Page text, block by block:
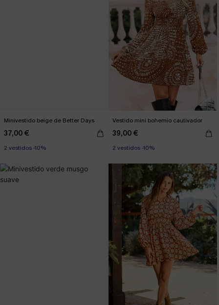
Minivestido beige de Better Days
37,00 €
2 vestidos -10%
Vestido mini bohemio cautivador
39,00 €
2 vestidos -10%